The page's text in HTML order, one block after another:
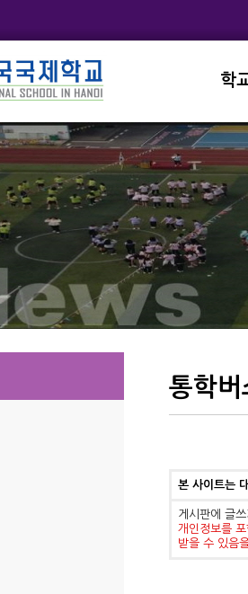
학
학
학
학
통학버
본 사이트는
게시판에 글
개인정보를
받을 수 있음